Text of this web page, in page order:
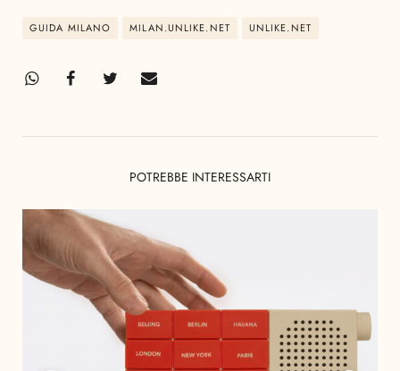
GUIDA MILANO MILAN.UNLIKE.NET UNLIKE.NET
POTREBBE INTERESSARTI